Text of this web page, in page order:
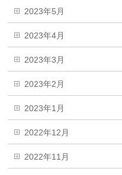
2023年5月
2023年4月
2023年3月
2023年2月
2023年1月
2022年12月
2022年11月